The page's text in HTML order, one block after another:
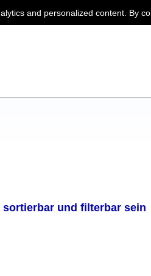
and personalized content. By
und filterbar sein